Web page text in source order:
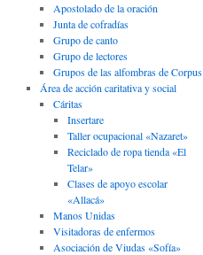
Apostolado de la oración
Junta de cofradías
Grupo de canto
Grupo de lectores
Grupos de las alfombras de Corpus
Área de acción caritativa y social
Cáritas
Insertare
Taller ocupacional «Nazaret»
Reciclado de ropa tienda «El
Telar»
Clases de apoyo escolar
«Allacá»
Manos Unidas
Visitadoras de enfermos
Asociación de Viudas «Sofía»